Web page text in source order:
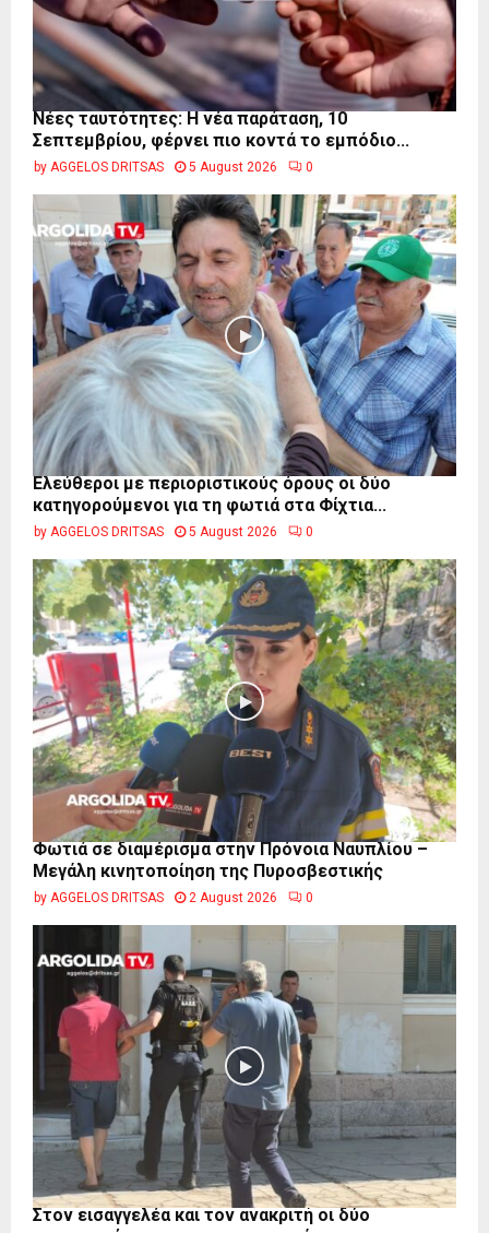
Νέες ταυτότητες: Η νέα παράταση, 10
Σεπτεμβρίου, φέρνει πιο κοντά το εμπόδιο...
by AGGELOS DRITSAS 5 August 2026 0
Ελεύθεροι με περιοριστικούς όρους οι δύο
κατηγορούμενοι για τη φωτιά στα Φίχτια...
by AGGELOS DRITSAS 5 August 2026 0
Φωτιά σε διαμέρισμα στην Πρόνοια Ναυπλίου –
Μεγάλη κινητοποίηση της Πυροσβεστικής
by AGGELOS DRITSAS 2 August 2026 0
Στον εισαγγελέα και τον ανακριτή οι δύο